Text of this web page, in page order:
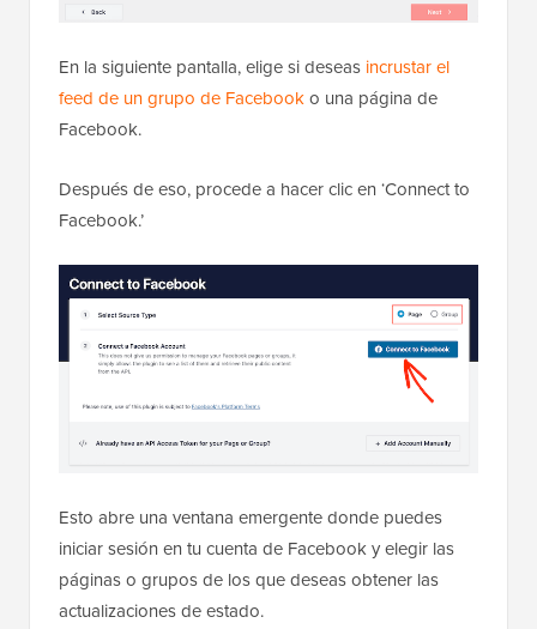
En la siguiente pantalla, elige si deseas incrustar el
feed de un grupo de Facebooko una página de
Facebook.
Después de eso, procede a hacer clic en ‘Connect to
Facebook.’
Esto abre una ventana emergente donde puedes
iniciar sesión en tu cuenta de Facebook y elegir las
páginas o grupos de los que deseas obtener las
actualizaciones de estado.